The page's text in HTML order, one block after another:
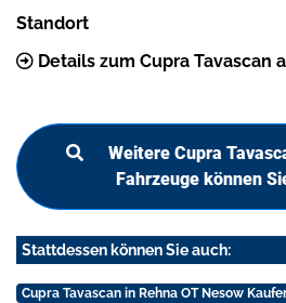
Standort
Details zum Cupra Tavascan
Weitere Cupra
Fahrzeuge können
Stattdessen können Sie auch:
Cupra Tavascan in Rehna OT Nesow